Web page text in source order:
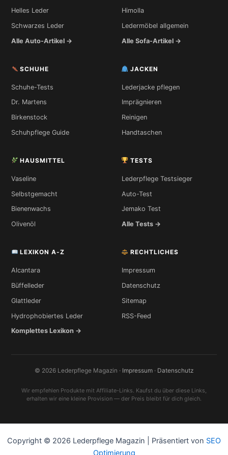
Helles Leder
Schwarzes Leder
Alle Auto-Artikel →
Himolla
Ledermöbel allgemein
Alle Sofa-Artikel →
SCHUHE
Schuhe-Tests
Dr. Martens
Birkenstock
Schuhpflege Guide
JACKEN
Lederjacke pflegen
Imprägnieren
Reinigen
Handtaschen
HAUSMITTEL
Vaseline
Selbstgemacht
Bienenwachs
Olivenöl
TESTS
Lederpflege Testsieger
Auto-Test
Jemako Test
Alle Tests →
LEXIKON A-Z
Alcantara
Büffelleder
Glattleder
Hydrophobiertes Leder
Komplettes Lexikon →
RECHTLICHES
Impressum
Datenschutz
Sitemap
RSS-Feed
© 2026 Lederpflege Magazin · Impressum · Datenschutz
Wir empfehlen Produkte mit Affiliate-Links. Kaufst du über diese Links,
erhalten wir eine kleine Provision — der Preis bleibt für dich gleich.
Copyright © 2026 Lederpflege Magazin | Präsentiert von SEO
Optimierung